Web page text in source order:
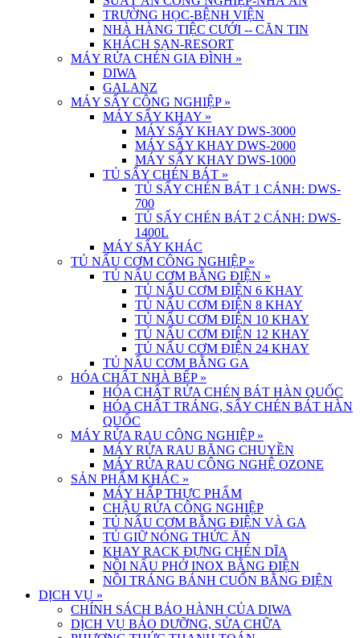
TRƯỜNG HỌC-BỆNH VIỆN
NHÀ HÀNG TIỆC CƯỚI -- CĂN TIN
KHÁCH SẠN-RESORT
MÁY RỬA CHÉN GIA ĐÌNH »
DIWA
GALANZ
MÁY SẤY CÔNG NGHIỆP »
MÁY SẤY KHAY »
MÁY SẤY KHAY DWS-3000
MÁY SẤY KHAY DWS-2000
MÁY SẤY KHAY DWS-1000
TỦ SẤY CHÉN BÁT »
TỦ SẤY CHÉN BÁT 1 CÁNH: DWS-
700
TỦ SẤY CHÉN BÁT 2 CÁNH: DWS-
1400L
MÁY SẤY KHÁC
TỦ NẤU CƠM CÔNG NGHIỆP »
TỦ NẤU CƠM BẰNG ĐIỆN »
TỦ NẤU CƠM ĐIỆN 6 KHAY
TỦ NẤU CƠM ĐIỆN 8 KHAY
TỦ NẤU CƠM ĐIỆN 10 KHAY
TỦ NẤU CƠM ĐIỆN 12 KHAY
TỦ NẤU CƠM ĐIỆN 24 KHAY
TỦ NẤU CƠM BẰNG GA
HÓA CHẤT NHÀ BẾP »
HÓA CHẤT RỬA CHÉN BÁT HÀN QUỐC
HÓA CHẤT TRÁNG, SẤY CHÉN BÁT HÀN
QUỐC
MÁY RỬA RAU CÔNG NGHIỆP »
MÁY RỬA RAU BĂNG CHUYỀN
MÁY RỬA RAU CÔNG NGHỆ OZONE
SẢN PHẨM KHÁC »
MÁY HẤP THỰC PHẨM
CHẬU RỬA CÔNG NGHIỆP
TỦ NẤU CƠM BẰNG ĐIỆN VÀ GA
TỦ GIỮ NÓNG THỨC ĂN
KHAY RACK ĐỰNG CHÉN DĨA
NỒI NẤU PHỞ INOX BẰNG ĐIỆN
NỒI TRÁNG BÁNH CUỐN BẰNG ĐIỆN
DỊCH VỤ »
CHÍNH SÁCH BẢO HÀNH CỦA DIWA
DỊCH VỤ BẢO DƯỠNG, SỬA CHỮA